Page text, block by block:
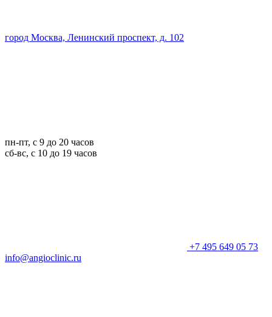
город Москва, Ленинский проспект, д. 102
пн-пт, с 9 до 20 часов
сб-вс, с 10 до 19 часов
+7 495 649 05 73
info@angioclinic.ru